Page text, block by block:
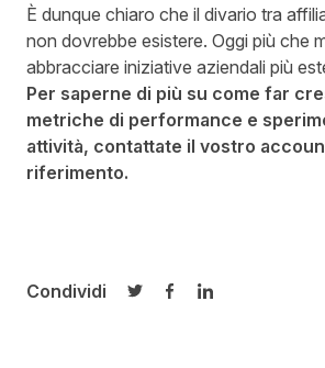
È dunque chiaro che il divario tra
non dovrebbe esistere. Oggi più che
abbracciare iniziative aziendali più
Per saperne di più su come far
metriche di performance e
attività, contattate il vostro
riferimento.
Condividi
Condividi su Twitter
Condividi su
Condividi su